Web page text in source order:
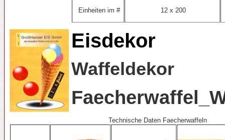
Einheiten im # 12 x 200
Eisdekor
Waffeldekor
Technische Daten Faecherwaffeln